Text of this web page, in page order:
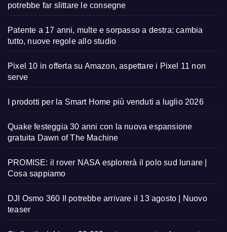
potrebbe far slittare le consegne
Patente a 17 anni, multe e sorpasso a destra: cambia
tutto, nuove regole allo studio
Pixel 10 in offerta su Amazon, aspettare i Pixel 11 non
serve
I prodotti per la Smart Home più venduti a luglio 2026
Quake festeggia 30 anni con la nuova espansione
gratuita Dawn of The Machine
PROMISE: il rover NASA esplorerà il polo sud lunare |
Cosa sappiamo
DJI Osmo 360 II potrebbe arrivare il 13 agosto | Nuovo
teaser